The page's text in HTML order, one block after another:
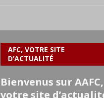
AFC, VOTRE SITE
D’ACTUALITÉ
Bienvenus sur AAFC,
votre site